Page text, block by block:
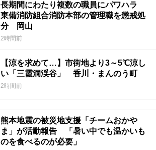
長期間にわたり複数の職員にパワハラ
東備消防組合消防本部の管理職を懲戒処
分 岡山
2時間前
【涼を求めて…】市街地より3～5℃涼し
い「三霞洞渓谷」 香川・まんのう町
2時間前
熊本地震の被災地支援「チームおかや
ま」が活動報告 「暑い中でも温かいも
のを食べるのが必要」